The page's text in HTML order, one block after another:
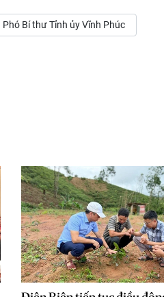
Phó Bí thư Tỉnh ủy Vĩnh Phúc